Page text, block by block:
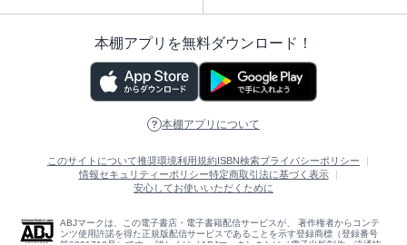
本棚アプリを無料ダウンロード！
本棚アプリについて
このサイトについて推奨環境利用規約 ISBN検索プライバシーポリシー
情報セキュリティーポリシー特定商取引法に基づく表示
安心してお使いいただくために
ABJマークは、この電子書店・電子書籍配信サービスが、 著作権者からコンテ
ンツ使用許諾を得た正規版配信サービスであることを示す登録商標（登録番号